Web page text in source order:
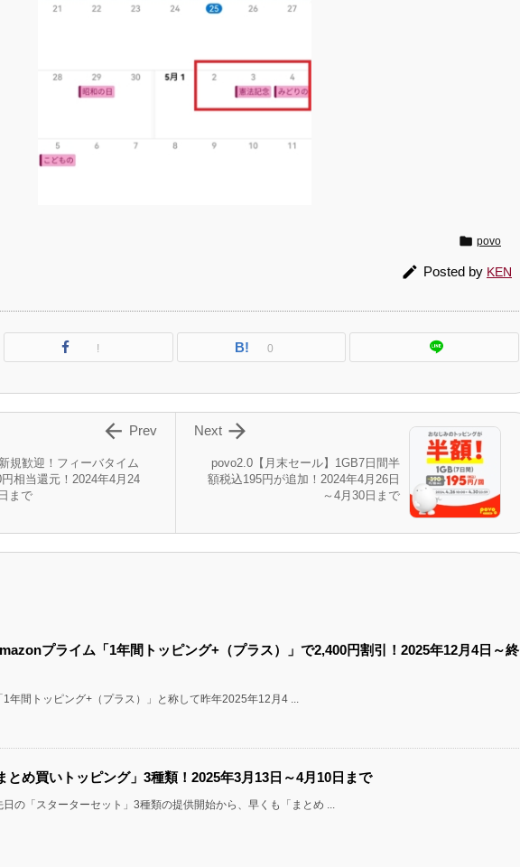
 povo
 Posted by KEN
! B! 0
povo2.0【月末セール】1GB7日間半
額税込195円が追加！2024年4月26日
～4月30日まで

Next
規歓迎！フィーバタイム
相当還元！2024年4月24
まで
 Prev
プライム「1年間トッピング+（プラス）」で2,400円割引！2025年12月4日～終
年間トッピング+（プラス）」と称して昨年2025年12月4 ...
とめ買いトッピング」3種類！2025年3月13日～4月10日まで
の「スターターセット」3種類の提供開始から、早くも「まとめ ...